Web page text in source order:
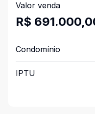
Valor venda
R$
Condomínio
IPTU